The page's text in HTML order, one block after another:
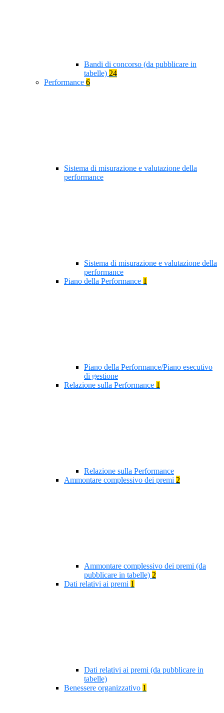
Bandi di concorso (da pubblicare in
tabelle) 24
Performance 6
Sistema di misurazione e valutazione della
performance
Sistema di misurazione e valutazione della
performance
Piano della Performance 1
Piano della Performance/Piano esecutivo
di gestione
Relazione sulla Performance 1
Relazione sulla Performance
Ammontare complessivo dei premi 2
Ammontare complessivo dei premi (da
pubblicare in tabelle) 2
Dati relativi ai premi 1
Dati relativi ai premi (da pubblicare in
tabelle)
Benessere organizzativo 1